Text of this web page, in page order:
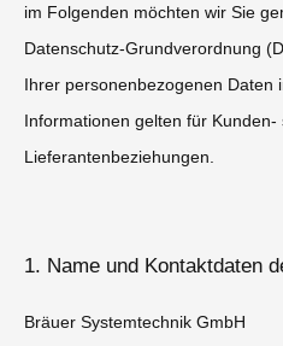
im Folgenden möchten wir Sie
Datenschutz-Grundverordnung
Ihrer personenbezogenen Daten
Informationen gelten für Kunden-
Lieferantenbeziehungen.
1. Name und Kontaktdaten
Bräuer Systemtechnik GmbH